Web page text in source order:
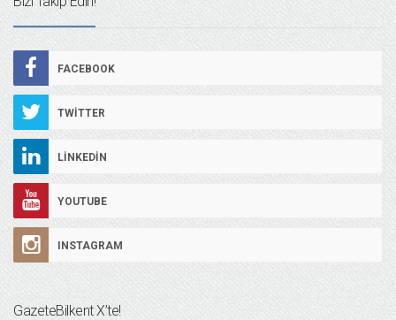
FACEBOOK
TWITTER
LINKEDIN
YOUTUBE
INSTAGRAM
GazeteBilkent X’te!